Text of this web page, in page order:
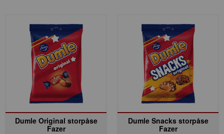
Dumle Original storpåse
Fazer
Dumle Snacks storpåse
Fazer